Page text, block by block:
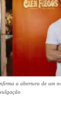
a abertura de um